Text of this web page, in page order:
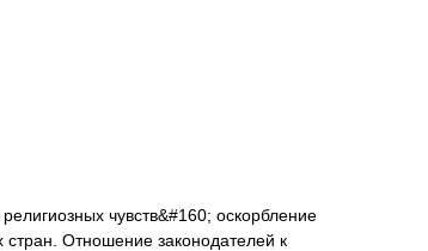
чувств&#160; оскорбление
Отношение законодателей к